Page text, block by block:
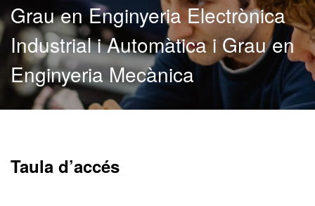
Grau en Enginyeria Electrònica
Industrial i Automàtica i Grau en
Enginyeria Mecànica
Taula d’accés